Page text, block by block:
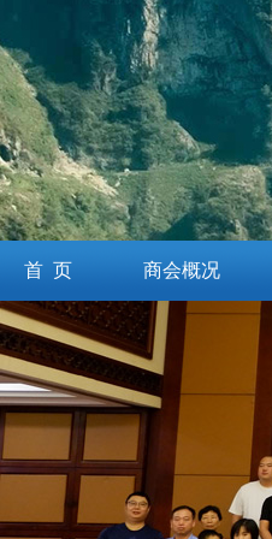
首 页 商会概况